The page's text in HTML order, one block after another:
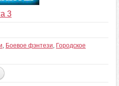
3
, Боевое фэнтези, Городское